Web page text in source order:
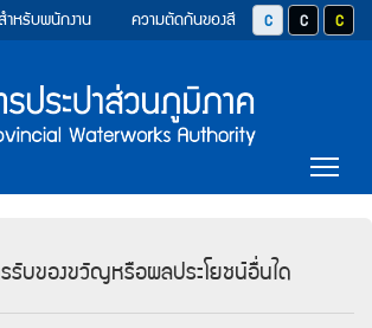
ำหรับพนักงาน ความตัดกันของสี ปุ่มปรับสีตัวอักษร
ปุ่มปรับสีตั
ปุ่มป
รับของขวัญหรือผลประโยชน์อื่นใด